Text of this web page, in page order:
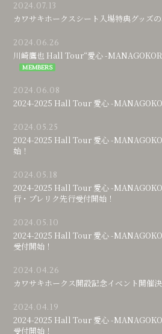
2024.07.13
カワサキホークスシート入場特典グッズ
2024.06.26
川崎鷹也 Hall Tour“愛心 -
2024.06.08
2024-2025 Hall Tour 愛心 -
2024.05.25
2024-2025 Hall Tour 愛心 -
始！
2024.05.18
2024-2025 Hall Tour 愛心 -
行・プレリク先行受付開始！
2024.05.10
2024-2025 Hall Tour 愛心 -
受付開始！
2024.04.26
カワサキホークス開設記念イベント開催決
2024.04.19
2024-2025 Hall Tour 愛心 -
受付開始！